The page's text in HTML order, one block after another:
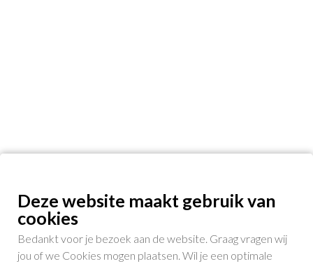
Deze website maakt gebruik van
cookies
Bedankt voor je bezoek aan de website. Graag vragen wij
jou of we Cookies mogen plaatsen. Wil je een optimale